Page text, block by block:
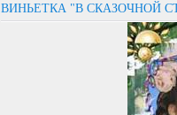
ВИНЬЕТКА "В СКАЗОЧНОЙ